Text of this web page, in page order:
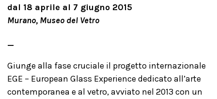
dal 18 aprile al 7 giugno 2015
Murano, Museo del Vetro
_
Giunge alla fase cruciale il progetto internazionale
EGE – European Glass Experience dedicato all’arte
contemporanea e al vetro, avviato nel 2013 con un